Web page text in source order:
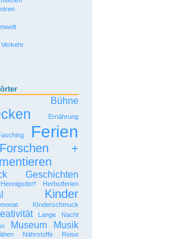
Bühne
Ernährung
Ferien
Forschen +
Geschichten
Hennigsdorf Herbstferien
Kinder
KInderschmuck
Lange Nacht
Museum Musik
Nährstoffe Reise